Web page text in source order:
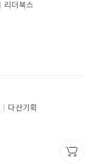
리더북스
다산기획